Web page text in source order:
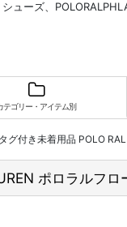
ューズ、
テゴリー・アイテム別
タグ付き未着用品 POLO
ポロラルフ